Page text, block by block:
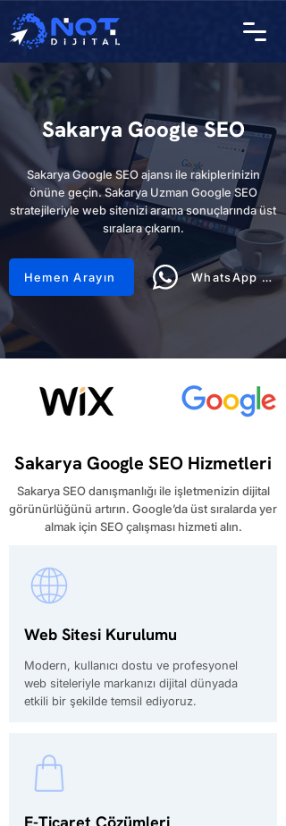
Sakarya Google SEO
Sakarya Google SEO ajansı ile rakiplerinizin
önüne geçin. Sakarya Uzman Google SEO
stratejileriyle web sitenizi arama sonuçlarında üst
sıralara çıkarın.
Hemen Arayın WhatsApp Hattı
Sakarya Google SEO Hizmetleri
Sakarya SEO danışmanlığı ile işletmenizin dijital
görünürlüğünü artırın. Google’da üst sıralarda yer
almak için SEO çalışması hizmeti alın.
Web Sitesi Kurulumu
Modern, kullanıcı dostu ve profesyonel
web siteleriyle markanızı dijital dünyada
etkili bir şekilde temsil ediyoruz.